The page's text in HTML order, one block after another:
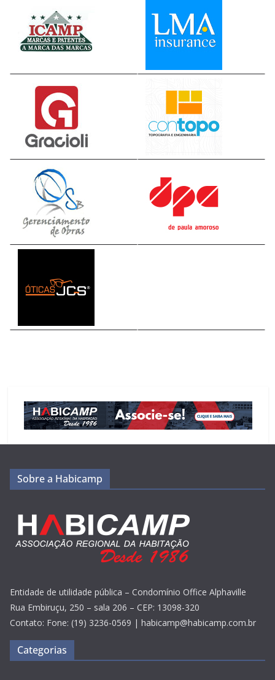
Sobre a Habicamp
Entidade de utilidade pública – Condomínio Office Alphaville
Rua Embiruçu, 250 – sala 206 – CEP: 13098-320
Contato: Fone: (19) 3236-0569 | habicamp@habicamp.com.br
Categorias